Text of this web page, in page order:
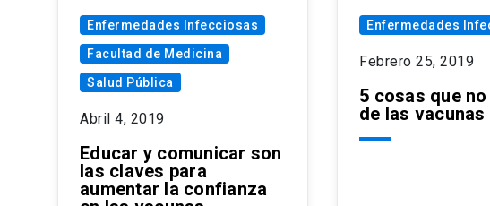
Enfermedades Infecciosas
Facultad de Medicina
Salud Pública
Abril 4, 2019
Educar y comunicar son
las claves para
aumentar la confianza
Enfermedades
Febrero 25, 2019
5 cosas que
de las vacunas